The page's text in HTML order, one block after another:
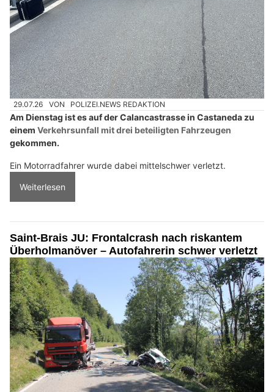
29.07.26 VON POLIZEI.NEWS REDAKTION
Am Dienstag ist es auf der Calancastrasse in Castaneda zu
einem Verkehrsunfall mit drei beteiligten Fahrzeugen
gekommen.
Ein Motorradfahrer wurde dabei mittelschwer verletzt.
Weiterlesen
Saint-Brais JU: Frontalcrash nach riskantem
Überholmanöver – Autofahrerin schwer verletzt